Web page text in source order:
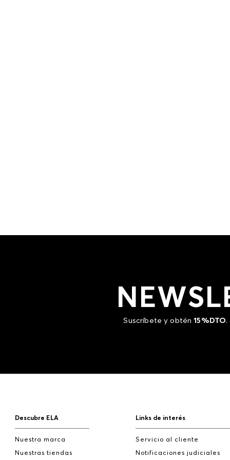
Suscríbete y obtén15%DTO.
Descubre ELA
Nuestra marca
Nuestras tiendas
Links de interés
Servicio al cliente
Notificaciones judiciales